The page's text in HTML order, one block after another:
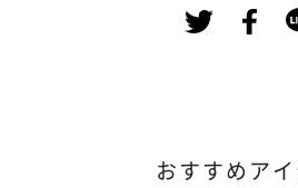
おすすめア